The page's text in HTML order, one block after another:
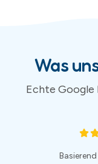
Super netter
ausleihen! Danke!